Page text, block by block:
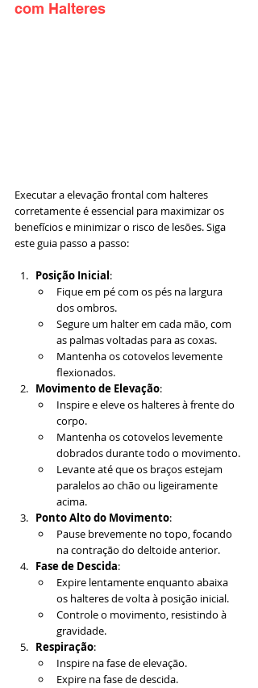
com Halteres
Executar a elevação frontal com halteres
corretamente é essencial para maximizar os
benefícios e minimizar o risco de lesões. Siga
este guia passo a passo:
Posição Inicial:
Fique em pé com os pés na largura
dos ombros.
Segure um halter em cada mão, com
as palmas voltadas para as coxas.
Mantenha os cotovelos levemente
flexionados.
Movimento de Elevação:
Inspire e eleve os halteres à frente do
corpo.
Mantenha os cotovelos levemente
dobrados durante todo o movimento.
Levante até que os braços estejam
paralelos ao chão ou ligeiramente
acima.
Ponto Alto do Movimento:
Pause brevemente no topo, focando
na contração do deltoide anterior.
Fase de Descida:
Expire lentamente enquanto abaixa
os halteres de volta à posição inicial.
Controle o movimento, resistindo à
gravidade.
Respiração:
Inspire na fase de elevação.
Expire na fase de descida.